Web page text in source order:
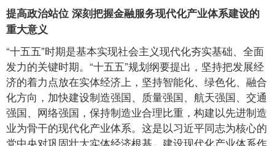
提高政治站位 深刻把握金融服务现代化产业体系建设的
重大意义
“十五五”时期是基本实现社会主义现代化夯实基础、全面
发力的关键时期。“十五五”规划纲要提出，坚持把发展经
济的着力点放在实体经济上，坚持智能化、绿色化、融合
化方向，加快建设制造强国、质量强国、航天强国、交通
强国、网络强国，保持制造业合理比重，构建以先进制造
业为骨干的现代化产业体系。这是以习近平同志为核心的
党中央对巩固壮大实体经济根基、建设现代化产业体系作